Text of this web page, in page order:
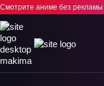
Смотрите аниме без рекламы